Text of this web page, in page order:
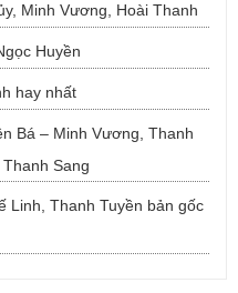
Minh Vương, Hoài Thanh
Huyền
hay nhất
Bá – Minh Vương, Thanh
Sang
Linh, Thanh Tuyền bản gốc